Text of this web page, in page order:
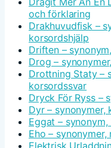
och förklaring
Drakhuvudfisk –
korsordshjälp
Driften –
Drog –
Drottning Staty –
korsordssvar
Dryck För Ryss –
Dyr –
Eggat –
Eho –